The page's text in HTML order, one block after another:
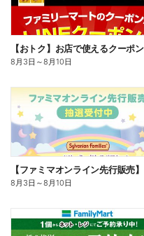
8月3日 ～8月10日
8月3日 ～8月10日